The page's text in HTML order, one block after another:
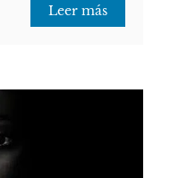
Leer más